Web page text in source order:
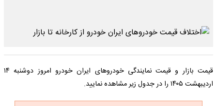
قیمت بازار و قیمت نمایندگی خودرو‌های ایران خودرو امروز دوشنبه ۱۴
اردیبهشت ۱۴۰۵ را در جدول زیر مشاهده نمایید.